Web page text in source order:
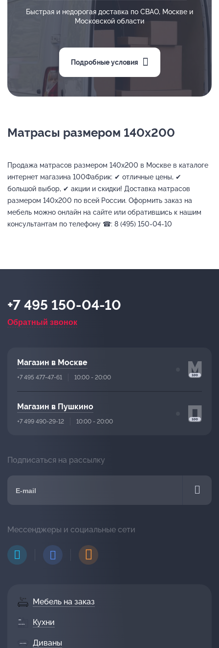
Быстрая и недорогая доставка по СВАО, Москве и
Московской области
Подробные условия
Матрасы размером 140х200
Продажа матрасов размером 140х200 в Москве в каталоге
интернет магазина 100Фабрик: ✔ отличные цены, ✔
большой выбор, ✔ акции и скидки! Доставка матрасов
размером 140х200 по всей России. Оформить заказ на
мебель можно онлайн на сайте или обратившись к нашим
консультантам по телефону ☎: 8 (495) 150-04-10
Мебель на заказ
Кухни
Диваны
+7 495 150-04-10
Обратный звонок
Магазин в Москве
+7 495 477-47-61 10:00 - 20:00
Магазин в Пушкино
+7 499 490-29-12 10:00 - 20:00
Подписаться на рассылку
Мессенджеры и социальные сети